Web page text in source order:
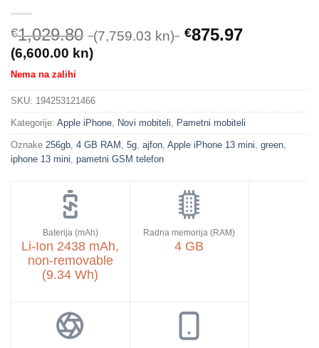
€1,029.80 (7,759.03 kn) €875.97
(6,600.00 kn)
Nema na zalihi
SKU: 194253121466
Kategorije: Apple iPhone, Novi mobiteli, Pametni mobiteli
Oznake 256gb, 4 GB RAM , 5g, ajfon, Apple iPhone 13 mini, green,
iphone 13 mini, pametni GSM telefon
Baterija (mAh)
Li-Ion 2438 mAh,
non-removable
(9.34 Wh)
Radna memorija (RAM)
4 GB